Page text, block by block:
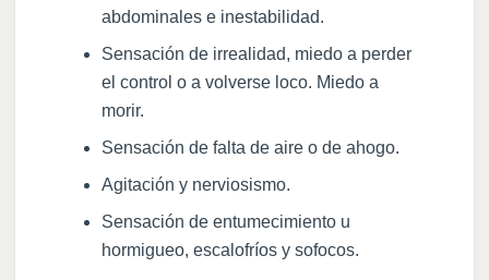
abdominales e inestabilidad.
Sensación de irrealidad, miedo a perder
el control o a volverse loco. Miedo a
morir.
Sensación de falta de aire o de ahogo.
Agitación y nerviosismo.
Sensación de entumecimiento u
hormigueo, escalofríos y sofocos.